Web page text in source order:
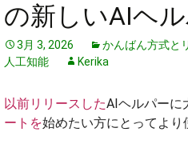
の新しいAIヘ
3月 3, 2026 かんばん方式と
人工知能
Kerika
以前リリースしたAIヘルパーに
ートを始めたい方にとってより